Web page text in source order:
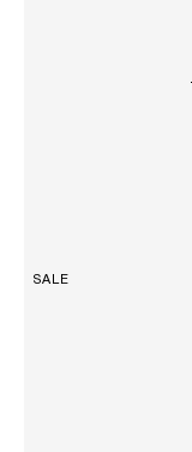
SALE